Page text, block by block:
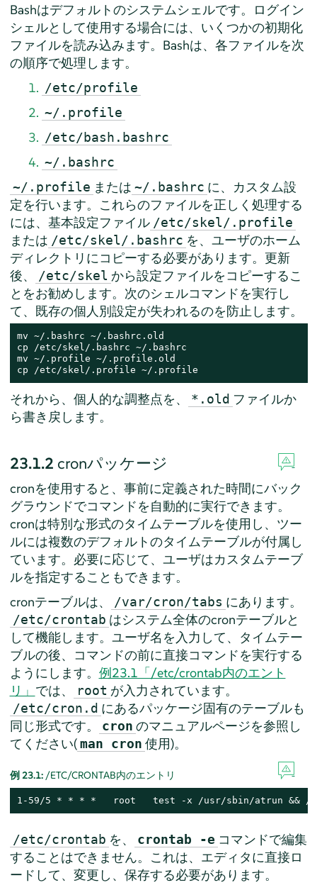
Bashはデフォルトのシステムシェルです。ログイン
シェルとして使用する場合には、いくつかの初期化
ファイルを読み込みます。Bashは、各ファイルを次
の順序で処理します。
/etc/profile
~/.profile
/etc/bash.bashrc
~/.bashrc
~/.profile または ~/.bashrc に、カスタム設
定を行います。これらのファイルを正しく処理する
には、基本設定ファイル /etc/skel/.profile
または /etc/skel/.bashrc を、ユーザのホーム
ディレクトリにコピーする必要があります。更新
後、
/etc/skel から設定ファイルをコピーするこ
とをお勧めします。次のシェルコマンドを実行し
て、既存の個人別設定が失われるのを防止します。
mv ~/.bashrc ~/.bashrc.old
cp /etc/skel/.bashrc ~/.bashrc
mv ~/.profile ~/.profile.old
cp /etc/skel/.profile ~/.profile
それから、個人的な調整点を、 *.old ファイルか
ら書き戻します。
23.1.2 cronパッケージ
cronを使用すると、事前に定義された時間にバック
グラウンドでコマンドを自動的に実行できます。
cronは特別な形式のタイムテーブルを使用し、ツー
ルには複数のデフォルトのタイムテーブルが付属し
ています。必要に応じて、ユーザはカスタムテーブ
ルを指定することもできます。
cronテーブルは、
/var/cron/tabs にあります。
/etc/crontab はシステム全体のcronテーブルと
して機能します。ユーザ名を入力して、タイムテー
ブルの後、コマンドの前に直接コマンドを実行する
ようにします。 例23.1「/etc/crontab内のエント
リ」 では、 root が入力されています。
/etc/cron.d にあるパッケージ固有のテーブルも
同じ形式です。
cron のマニュアルページを参照し
てください( man cron 使用)。
例 23.1: /ETC/CRONTAB内のエントリ
1-59/5 * * * *   root   test -x /usr/sbin/atrun && /
/etc/crontab を、 crontab -e コマンドで編集
することはできません。これは、エディタに直接ロ
ードして、変更し、保存する必要があります。